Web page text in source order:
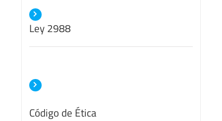
Ley 2988
Código de Ética